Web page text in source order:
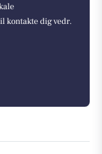
kontakte dig vedr.